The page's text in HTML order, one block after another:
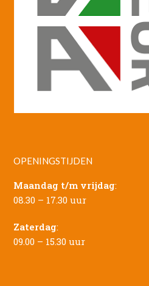
OPENINGSTIJDEN
Maandag t/m vrijdag:
08.30 – 17.30 uur
Zaterdag:
09.00 – 15.30 uur